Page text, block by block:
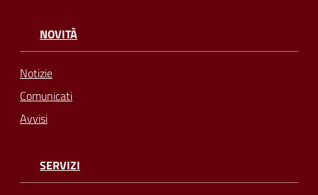
NOVITÀ
Notizie
Comunicati
Avvisi
SERVIZI